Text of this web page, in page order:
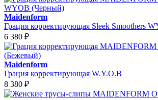
Maidenform
Грация корректирующая Sleek Smoothers
6 380 ₽
Maidenform
Грация корректирующая W.Y.O.B
8 380 ₽